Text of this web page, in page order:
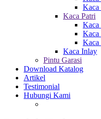
Kaca
Kaca Patri
Kaca
Kaca
Kaca
Kaca Inlay
Pintu Garasi
Download Katalog
Artikel
Testimonial
Hubungi Kami